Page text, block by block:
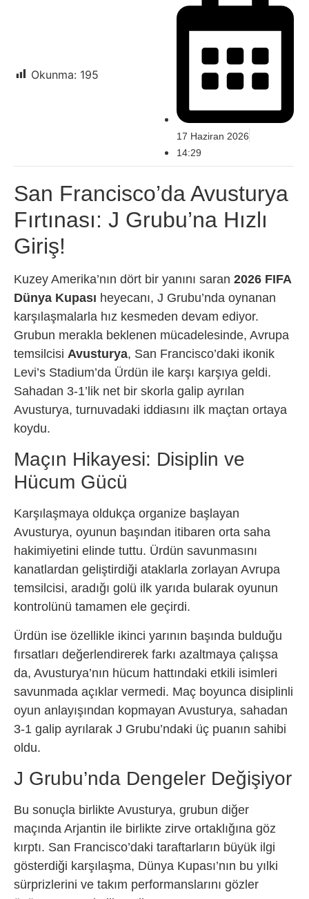
Okunma: 195
17 Haziran 2026
14:29
San Francisco’da Avusturya
Fırtınası: J Grubu’na Hızlı
Giriş!
Kuzey Amerika’nın dört bir yanını saran 2026 FIFA
Dünya Kupası heyecanı, J Grubu’nda oynanan
karşılaşmalarla hız kesmeden devam ediyor.
Grubun merakla beklenen mücadelesinde, Avrupa
temsilcisi Avusturya, San Francisco’daki ikonik
Levi’s Stadium’da Ürdün ile karşı karşıya geldi.
Sahadan 3-1’lik net bir skorla galip ayrılan
Avusturya, turnuvadaki iddiasını ilk maçtan ortaya
koydu.
Maçın Hikayesi: Disiplin ve
Hücum Gücü
Karşılaşmaya oldukça organize başlayan
Avusturya, oyunun başından itibaren orta saha
hakimiyetini elinde tuttu. Ürdün savunmasını
kanatlardan geliştirdiği ataklarla zorlayan Avrupa
temsilcisi, aradığı golü ilk yarıda bularak oyunun
kontrolünü tamamen ele geçirdi.
Ürdün ise özellikle ikinci yarının başında bulduğu
fırsatları değerlendirerek farkı azaltmaya çalışsa
da, Avusturya’nın hücum hattındaki etkili isimleri
savunmada açıklar vermedi. Maç boyunca disiplinli
oyun anlayışından kopmayan Avusturya, sahadan
3-1 galip ayrılarak J Grubu’ndaki üç puanın sahibi
oldu.
J Grubu’nda Dengeler Değişiyor
Bu sonuçla birlikte Avusturya, grubun diğer
maçında Arjantin ile birlikte zirve ortaklığına göz
kırptı. San Francisco’daki taraftarların büyük ilgi
gösterdiği karşılaşma, Dünya Kupası’nın bu yılki
sürprizlerini ve takım performanslarını gözler